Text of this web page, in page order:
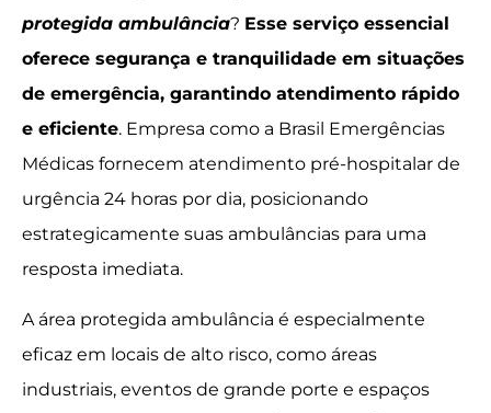
protegida ambulância? Esse serviço essencial
oferece segurança e tranquilidade em situações
de emergência, garantindo atendimento rápido
e eficiente. Empresa como a Brasil Emergências
Médicas fornecem atendimento pré-hospitalar de
urgência 24 horas por dia, posicionando
estrategicamente suas ambulâncias para uma
resposta imediata.
A área protegida ambulância é especialmente
eficaz em locais de alto risco, como áreas
industriais, eventos de grande porte e espaços